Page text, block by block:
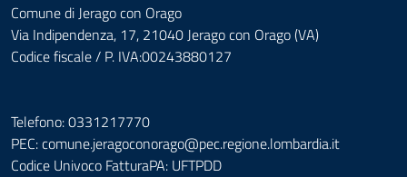
Comune di Jerago con Orago
Via Indipendenza, 17, 21040 Jerago con Orago (VA)
Codice fiscale / P. IVA:00243880127
Telefono: 0331217770
PEC:comune.jeragoconorago@pec.regione.lombardia.it
Codice Univoco FatturaPA: UFTPDD